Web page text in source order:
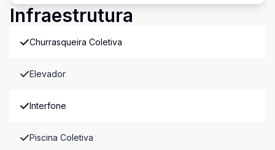
Infraestrutura
Churrasqueira Coletiva
Elevador
Interfone
Piscina Coletiva